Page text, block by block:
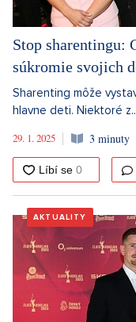
Stop sharentingu:
súkromie svojich
Sharenting môže
hlavne deti. Niektoré
29. 1. 2025
3 minuty
AKTUALITY